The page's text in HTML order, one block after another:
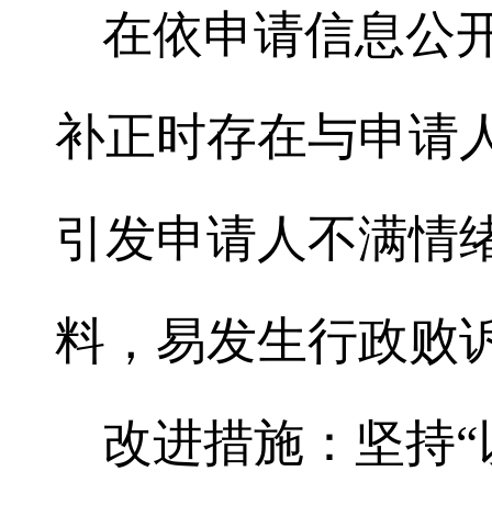
在依申请信息公
补正时存在与申请
引发申请人不满情
料，易发生行政败
改进措施：坚持